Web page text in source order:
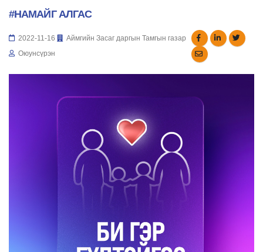
#НАМАЙГ АЛГАС
2022-11-16
Аймгийн Засаг даргын Тамгын газар
Оюунсүрэн